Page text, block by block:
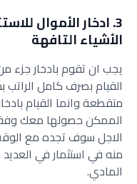
3. ادخار الأموال
الأشياء التافهة
يجب ان تقوم بادخار جزء
القيام بصرف كامل
متقطعة وانما القيام
الممكن حصولها معك وفقاً
الاجل سوف تجده مع
منه في استثمار في
المادي.